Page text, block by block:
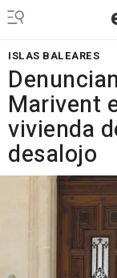
ISLAS BALEARES
Marivent
vivienda
desalojo